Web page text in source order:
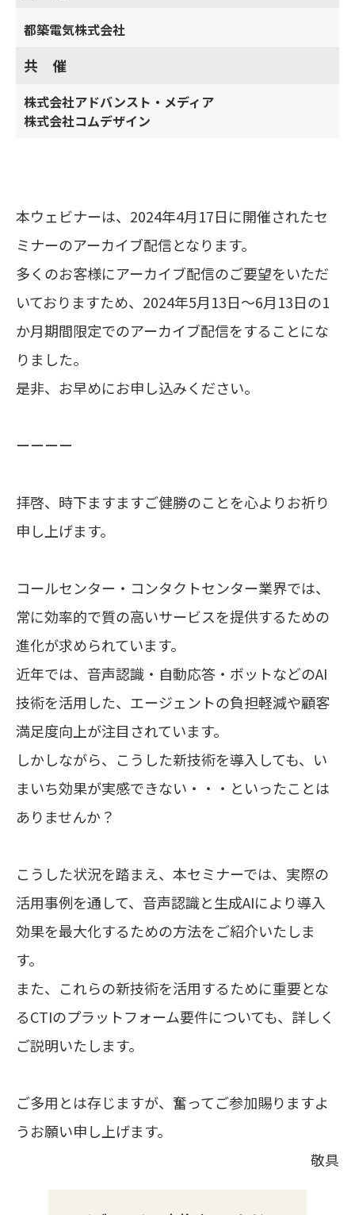
都築電気株式会社
共 催
株式会社アドバンスト・メディア
株式会社コムデザイン
本ウェビナーは、2024年4月17日に開催されたセ
ミナーのアーカイブ配信となります。
多くのお客様にアーカイブ配信のご要望をいただ
いておりますため、2024年5月13日～6月13日の1
か月期間限定でのアーカイブ配信をすることにな
りました。
是非、お早めにお申し込みください。
ーーーー
拝啓、時下ますますご健勝のことを心よりお祈り
申し上げます。
コールセンター・コンタクトセンター業界では、
常に効率的で質の高いサービスを提供するための
進化が求められています。
近年では、音声認識・自動応答・ボットなどのAI
技術を活用した、エージェントの負担軽減や顧客
満足度向上が注目されています。
しかしながら、こうした新技術を導入しても、い
まいち効果が実感できない・・・といったことは
ありませんか？
こうした状況を踏まえ、本セミナーでは、実際の
活用事例を通して、音声認識と生成AIにより導入
効果を最大化するための方法をご紹介いたしま
す。
また、これらの新技術を活用するために重要とな
るCTIのプラットフォーム要件についても、詳しく
ご説明いたします。
ご多用とは存じますが、奮ってご参加賜りますよ
うお願い申し上げます。
敬具